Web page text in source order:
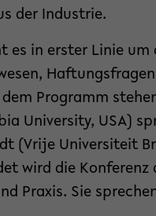
der Industrie.
es in erster Linie
Programm
University, USA)
(Vrije Universiteit
wird die
Praxis. Sie